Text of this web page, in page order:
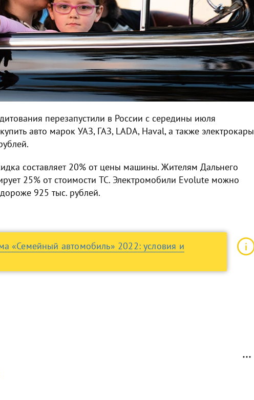
перезапустили в России с середины июля
авто марок УАЗ, ГАЗ, LADA, Haval, а также электрокары
составляет 20% от цены машины. Жителям Дальнего
25% от стоимости ТС. Электромобили Evolute можно
925 тыс. рублей.
«Семейный автомобиль» 2022: условия и